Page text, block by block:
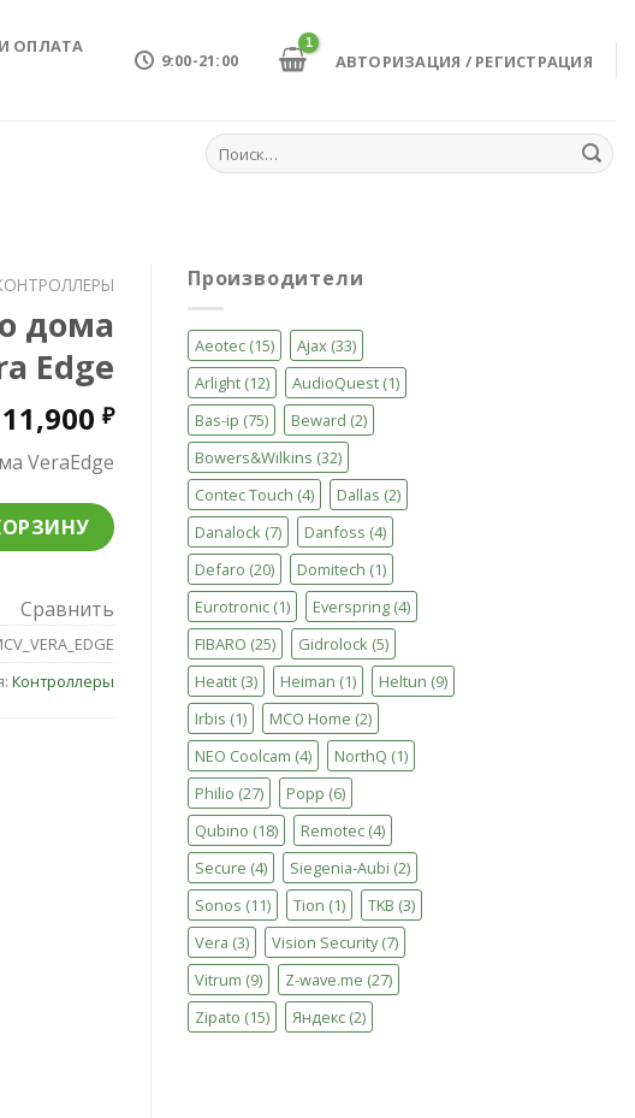
ОПЛАТА
9:00-21:00 АВТОРИЗАЦИЯ / РЕГИСТРАЦИЯ
Искать:
дома
Edge
11,900 ₽
VeraEdge
Умного дома Vera Edge
Сравнить
Контроллеры
Производители
Aeotec (15) Ajax (33)
Arlight (12) AudioQuest (1)
Bas-ip (75) Beward (2)
Bowers&Wilkins (32)
Contec Touch (4) Dallas (2)
Danalock (7) Danfoss (4)
Defaro (20) Domitech (1)
Eurotronic (1) Everspring (4)
FIBARO (25) Gidrolock (5)
Heatit (3) Heiman (1) Heltun (9)
Irbis (1) MCO Home (2)
NEO Coolcam (4) NorthQ (1)
Philio (27) Popp (6)
Qubino (18) Remotec (4)
Secure (4) Siegenia-Aubi (2)
Sonos (11) Tion (1) TKB (3)
Vera (3) Vision Security(7)
Vitrum (9) Z-wave.me (27)
Zipato (15) Яндекс (2)